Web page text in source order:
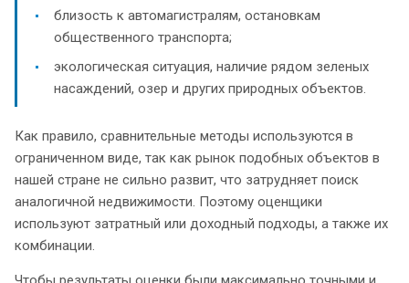
близость к автомагистралям, остановкам
общественного транспорта;
экологическая ситуация, наличие рядом зеленых
насаждений, озер и других природных объектов.
Как правило, сравнительные методы используются в
ограниченном виде, так как рынок подобных объектов в
нашей стране не сильно развит, что затрудняет поиск
аналогичной недвижимости. Поэтому оценщики
используют затратный или доходный подходы, а также их
комбинации.